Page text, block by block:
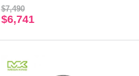
$7,490
$6,741